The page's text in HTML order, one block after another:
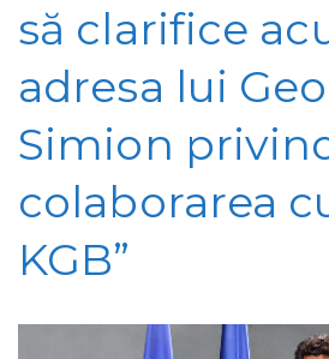
să clarifice
adresa lui
Simion
colaborarea
KGB”